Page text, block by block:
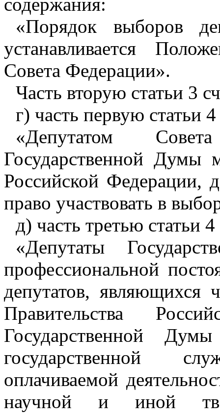
«Порядок выборов
устанавливается
Совета Федерации».
Часть вторую статьи 3
г) часть первую статьи
«Депутатом
Государственной Думы
Российской
право участвовать в
д) часть третью статьи
«Депутаты
профессиональной
депутатов,
Правительства
Государственной
государственной
оплачиваемой
научной и иной